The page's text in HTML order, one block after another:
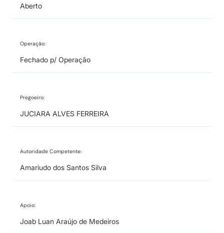
Aberto
Operação:
Fechado p/ Operação
Pregoeiro:
JUCIARA ALVES FERREIRA
Autoridade Competente:
Amariudo dos Santos Silva
Apoio:
Joab Luan Araújo de Medeiros